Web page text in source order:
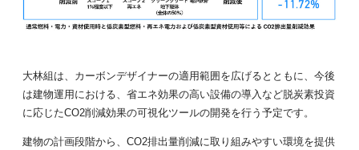
大林組は、カーボンデザイナーの適用範囲を広げるとともに、今後
は建物運用における、省エネ効果の高い設備の導入など脱炭素投資
に応じたCO2削減効果の可視化ツールの開発を行う予定です。
建物の計画段階から、CO2排出量削減に取り組みやすい環境を提供